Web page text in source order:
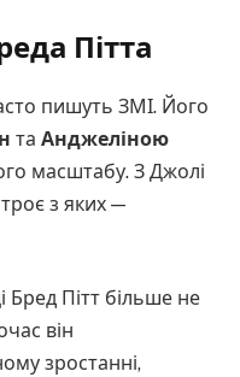
Пітта
пишуть ЗМІ. Його
та Анджеліною
масштабу. З Джолі
з яких —
Бред Пітт більше не
він
зростанні,